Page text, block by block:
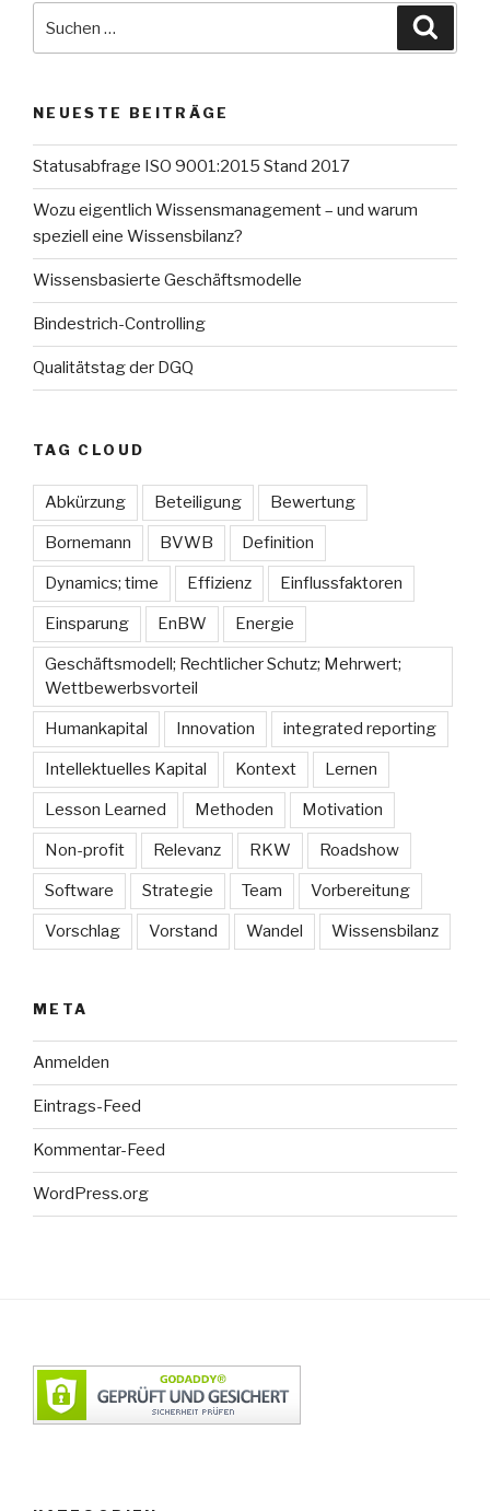
NEUESTE BEITRÄGE
Statusabfrage ISO 9001:2015 Stand 2017
Wozu eigentlich Wissensmanagement – und warum
speziell eine Wissensbilanz?
Wissensbasierte Geschäftsmodelle
Bindestrich-Controlling
Qualitätstag der DGQ
TAG CLOUD
Abkürzung Beteiligung Bewertung
Bornemann BVWB Definition
Dynamics; time Effizienz Einflussfaktoren
Einsparung EnBW Energie
Geschäftsmodell; Rechtlicher Schutz; Mehrwert;
Wettbewerbsvorteil
Humankapital Innovation integrated reporting
Intellektuelles Kapital Kontext Lernen
Lesson Learned Methoden Motivation
Non-profit Relevanz RKW Roadshow
Software Strategie Team Vorbereitung
Vorschlag Vorstand Wandel Wissensbilanz
META
Anmelden
Eintrags-Feed
Kommentar-Feed
WordPress.org